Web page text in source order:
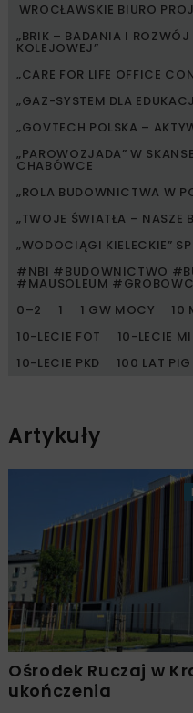
WROCŁAWSKIE BIURO
„BRIK – BADANIA I ROZWÓJ
KOLEJOWEJ”
„CARE FOR LIFE OFFICE
„GAZ-SYSTEM DLA
„GOVTECH POLSKA –
„PAROWOZJADA” W
CHABÓWCE
„ROLA BUDOWNICTWA W
„TWOJE ŚWIATŁA – NASZE
„WODOCIĄGI KIELECKIE”
#NBI #BUDOWNICTWO
#MAUSOLEUM
0–2
1 1 GW MOCY
10
10-LECIE FOT
10-LECIE
10-LECIE PKD
100 LAT PIG
Artykuły
Ośrodek Ruczaj w
ukończenia